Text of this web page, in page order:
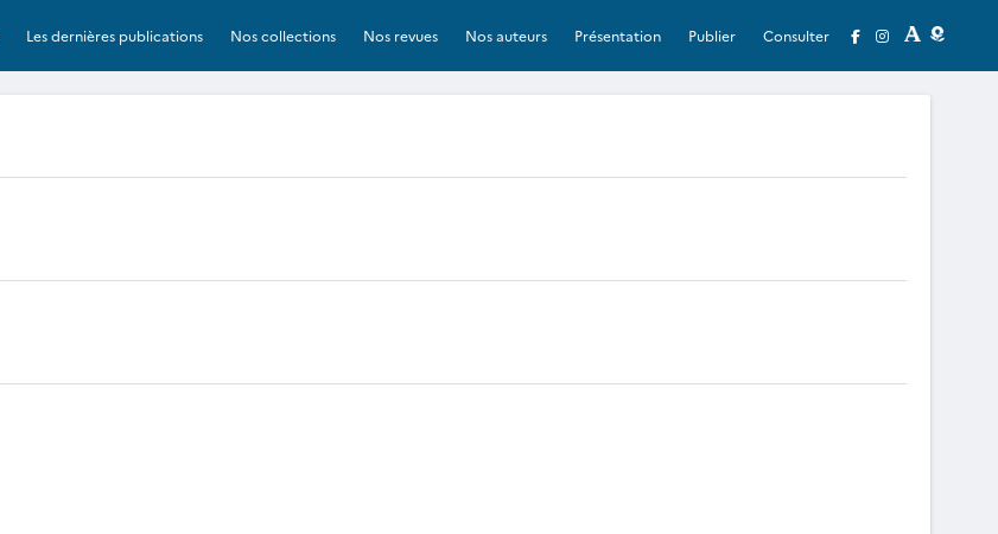
Les dernières publications Nos collections Nos revues Nos auteurs Présentation Publier Consulter